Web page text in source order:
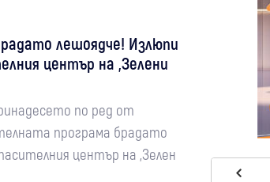
лешоядче! Излюпи
център на „Зелени
по ред от
програма брадато
център на „Зелен